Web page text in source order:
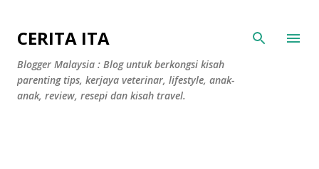
CERITA ITA
Blogger Malaysia : Blog untuk berkongsi kisah
parenting tips, kerjaya veterinar, lifestyle, anak-
anak, review, resepi dan kisah travel.